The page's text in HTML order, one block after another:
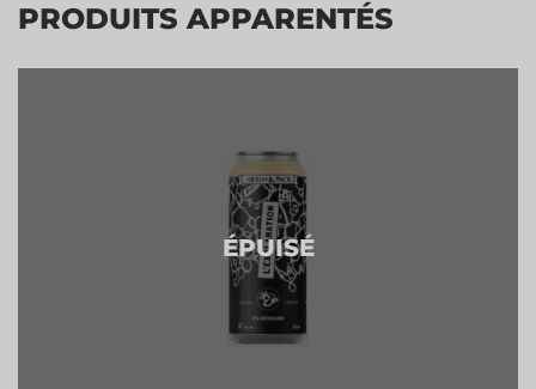
PRODUITS APPARENTÉS
ÉPUISÉ